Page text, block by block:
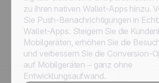
zu ihren nativen Wallet-Apps hinzu.
Sie Push-Benachrichtigungen in
Wallet-Apps. Steigern Sie die
Mobilgeräten, erhöhen Sie die
und verbessern Sie die Conversion-
auf Mobilgeräten – ganz ohne
Entwicklungsaufwand.